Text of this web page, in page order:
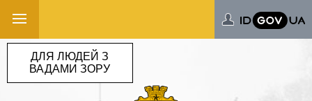
ДЛЯ ЛЮДЕЙ З
ВАДАМИ ЗОРУ